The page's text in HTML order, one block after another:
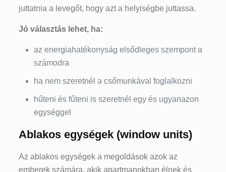
juttatnia a levegőt, hogy azt a helyiségbe juttassa.
Jó választás lehet, ha:
az energiahatékonyság elsődleges szempont a
számodra
ha nem szeretnél a csőmunkával foglalkozni
hűteni és fűteni is szeretnél egy és ugyanazon
egységgel
Ablakos egységek (window units)
Az ablakos egységek a megoldások azok az
emberek számára, akik apartmanokban élnek és